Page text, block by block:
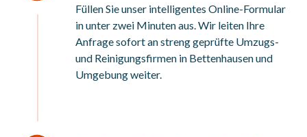
Füllen Sie unser intelligentes Online-Formular
in unter zwei Minuten aus. Wir leiten Ihre
Anfrage sofort an streng geprüfte Umzugs-
und Reinigungsfirmen in Bettenhausen und
Umgebung weiter.